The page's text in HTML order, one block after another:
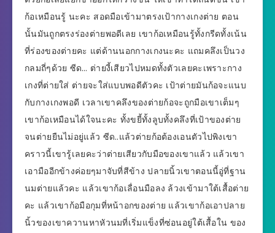
ก้อเหมือนรู้ นะคะ สอดมือเข้ามาตรงเป้ากางเกงต่าย ตอน
นั้นมันถูกตรงร่องต่ายพอดีเลย เขาก้อเหมือนรู้ทั้งกรีดทั้งเน้น
ที่ร่องของต่ายคะ แต่ด้านนอกกางเกงนะคะ แถมคลึงเป็นวง
กลมถี่ๆด้วย ซีด… ต่ายงี้เสียวไปหมดทั้งตัวเลยคะเพราะกาง
เกงที่ต่ายใส่ ต่ายจะใส่แบบพอดีตัวคะ เป้าต่ายมันก้อจะแนบ
กับกางเกงพอดี เวลาเขาคลึงของต่ายก้อจะถูกมือเขาเต็มๆ
เขาก้อเหมือนได้ใจนะคะ ทั้งขยี้ทั้งลูบทั้งคลึงที่เป้าของต่าย
จนต่ายยืนไม่อยู่แล้ว ซีด..แล้วต่ายก้อต้องเอนตัวไปพิงเขา
คราวนี้เขารู้เลยคะว่าต่ายเสียวกับมือของเขาแล้ว แล้วเขา
เอามืออีกข้างค่อยๆมาจับที่สีข้าง ปลายนิ้วเขาตอนนี้อู่ที่ฐาน
นมต่ายแล้วคะ แล้วเขาก้อเลื่อนมือลง ล้วงเข้ามาใต้เสื้อต่าย
คะ แล้วเขาก้อมือกุมที่หน้าอกของต่าย แล้วเขาก้อเอาปลาย
นิ้วของเขาควานหาหัวนมที่เริ่มแข็งที่ซ่อนอยู่ใต้เสื้อใน ของ